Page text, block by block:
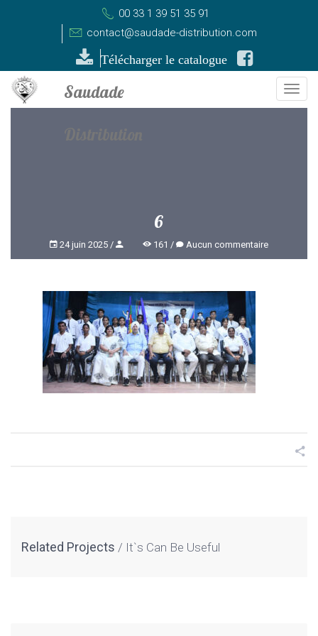
00 33 1 39 51 35 91
contact@saudade-distribution.com
Télécharger le catalogue
6
24 juin 2025 161 Aucun commentaire
Related Projects It`s Can Be Useful